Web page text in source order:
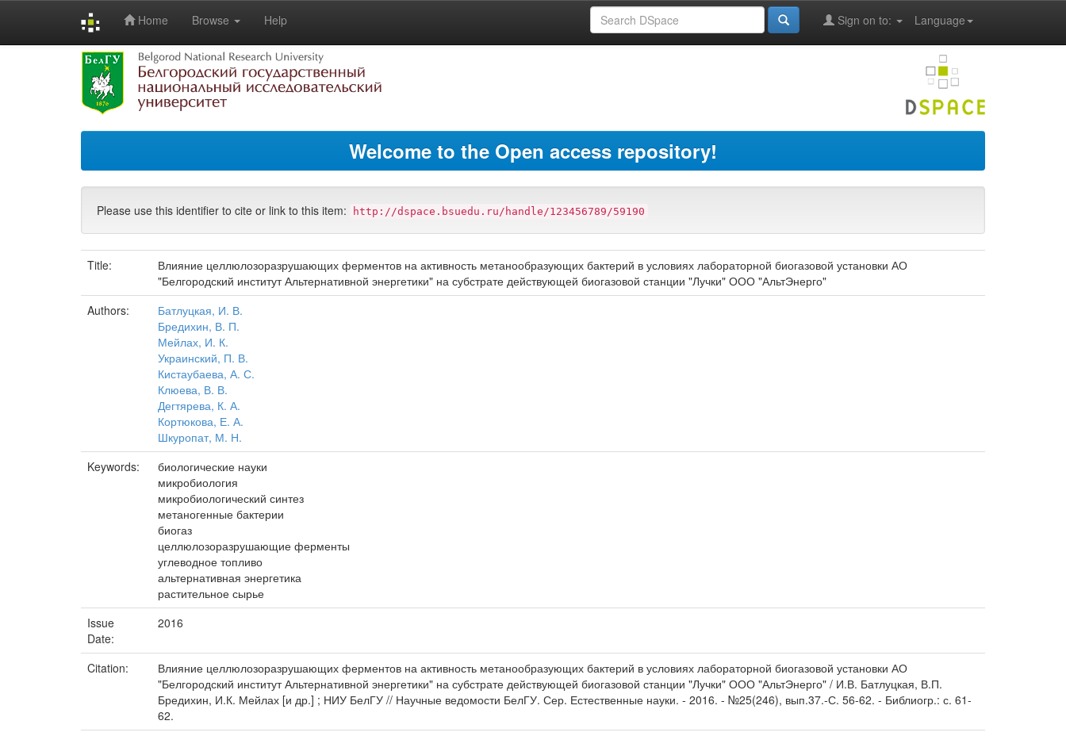
Home Browse Help Language
Sign on to:
Welcome to the Open access repository!
Please use this identifier to cite or link to this item: http://dspace.bsuedu.ru/handle/123456789/59190
Title:
Влияние целлюлозоразрушающих ферментов на активность метанообразующих бактерий в условиях лабораторной биогазовой установки АО
"Белгородский институт Альтернативной энергетики" на субстрате действующей биогазовой станции "Лучки" ООО "АльтЭнерго"
Authors:
Батлуцкая, И. В.
Бредихин, В. П.
Мейлах, И. К.
Украинский, П. В.
Кистаубаева, А. С.
Клюева, В. В.
Дегтярева, К. А.
Кортюкова, Е. А.
Шкуропат, М. Н.
Keywords:
биологические науки
микробиология
микробиологический синтез
метаногенные бактерии
биогаз
целлюлозоразрушающие ферменты
углеводное топливо
альтернативная энергетика
растительное сырье
Issue
Date:
2016
Citation:
Влияние целлюлозоразрушающих ферментов на активность метанообразующих бактерий в условиях лабораторной биогазовой установки АО
"Белгородский институт Альтернативной энергетики" на субстрате действующей биогазовой станции "Лучки" ООО "АльтЭнерго" / И.В. Батлуцкая, В.П.
Бредихин, И.К. Мейлах [и др.] ; НИУ БелГУ // Научные ведомости БелГУ. Сер. Естественные науки. - 2016. - №25(246), вып.37.-С. 56-62. - Библиогр.: с. 61-
62.